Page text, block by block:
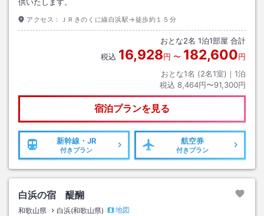
アクセス： ＪＲきのくに線白浜駅→徒歩約１５分
おとな2名 1泊1部屋 合計
税込 16,928円 〜 182,600円
おとな1名 (2名1室)｜ 1泊
税込 8,464円〜91,300円
宿泊プランを見る
新幹線・JR
付きプラン
航空券
付きプラン
白浜の宿 醍醐
和歌山県 白浜(和歌山県)
地図